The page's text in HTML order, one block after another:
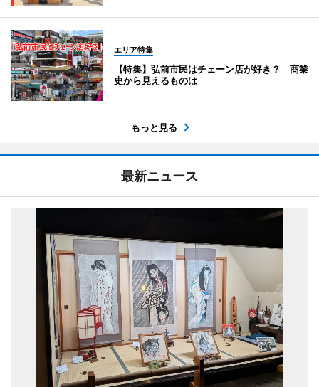
エリア特集
【特集】弘前市民はチェーン店が好き？ 商業
史から見えるものは
もっと見る
最新ニュース